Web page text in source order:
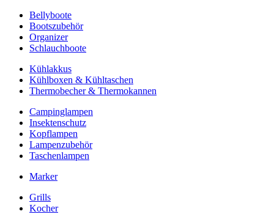
Bellyboote
Bootszubehör
Organizer
Schlauchboote
Kühlakkus
Kühlboxen & Kühltaschen
Thermobecher & Thermokannen
Campinglampen
Insektenschutz
Kopflampen
Lampenzubehör
Taschenlampen
Marker
Grills
Kocher